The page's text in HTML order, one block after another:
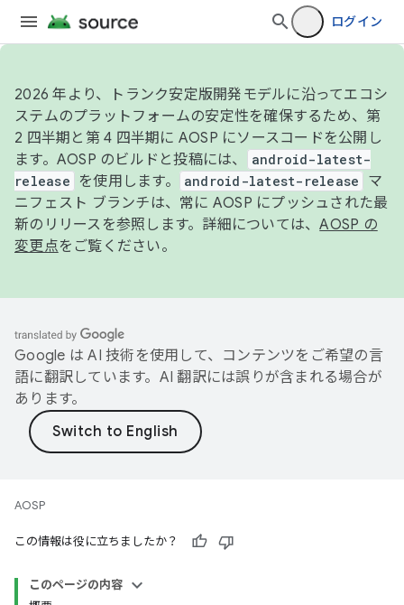
ログイン
2026 年より、トランク安定版開発モデルに沿ってエコシ
ステムのプラットフォームの安定性を確保するため、第
2 四半期と第 4 四半期に AOSP にソースコードを公開し
ます。AOSP のビルドと投稿には、
android-latest-
release
を使用します。 android-latest-release
マ
ニフェスト ブランチは、常に AOSP にプッシュされた最
新のリリースを参照します。詳細については、AOSP の
変更点をご覧ください。
Google は AI 技術を使用して、コンテンツをご希望の言
語に翻訳しています。AI 翻訳には誤りが含まれる場合が
あります。
AOSP
この情報は役に立ちましたか？
このページの内容